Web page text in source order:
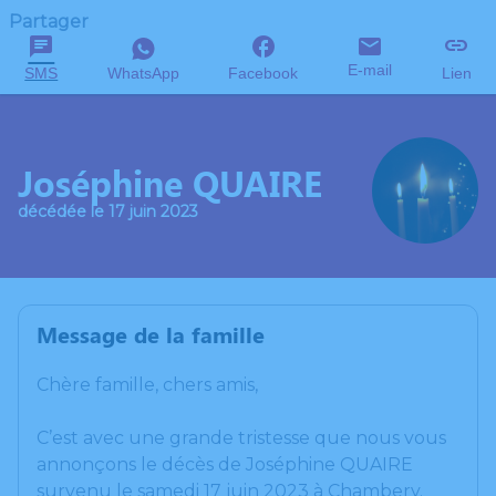
Partager
SMS WhatsApp Facebook E-mail Lien
Joséphine QUAIRE
décédée le 17 juin 2023
Message de la famille
Chère famille, chers amis,
C’est avec une grande tristesse que nous vous
annonçons le décès de Joséphine QUAIRE
survenu le samedi 17 juin 2023 à Chambery.